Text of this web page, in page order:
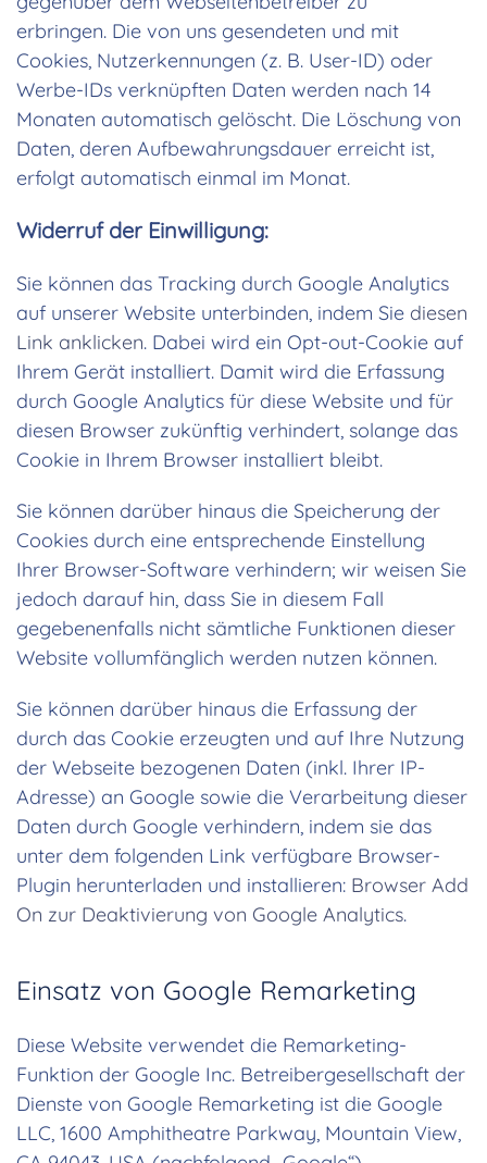
erbringen. Die von uns gesendeten und mit
Cookies, Nutzerkennungen (z. B. User-ID) oder
Werbe-IDs verknüpften Daten werden nach 14
Monaten automatisch gelöscht. Die Löschung von
Daten, deren Aufbewahrungsdauer erreicht ist,
erfolgt automatisch einmal im Monat.
Widerruf der Einwilligung:
Sie können das Tracking durch Google Analytics
auf unserer Website unterbinden, indem Sie diesen
Link anklicken. Dabei wird ein Opt-out-Cookie auf
Ihrem Gerät installiert. Damit wird die Erfassung
durch Google Analytics für diese Website und für
diesen Browser zukünftig verhindert, solange das
Cookie in Ihrem Browser installiert bleibt.
Sie können darüber hinaus die Speicherung der
Cookies durch eine entsprechende Einstellung
Ihrer Browser-Software verhindern; wir weisen Sie
jedoch darauf hin, dass Sie in diesem Fall
gegebenenfalls nicht sämtliche Funktionen dieser
Website vollumfänglich werden nutzen können.
Sie können darüber hinaus die Erfassung der
durch das Cookie erzeugten und auf Ihre Nutzung
der Webseite bezogenen Daten (inkl. Ihrer IP-
Adresse) an Google sowie die Verarbeitung dieser
Daten durch Google verhindern, indem sie das
unter dem folgenden Link verfügbare Browser-
Plugin herunterladen und installieren: Browser Add
On zur Deaktivierung von Google Analytics.
Einsatz von Google Remarketing
Diese Website verwendet die Remarketing-
Funktion der Google Inc. Betreibergesellschaft der
Dienste von Google Remarketing ist die Google
LLC, 1600 Amphitheatre Parkway, Mountain View,